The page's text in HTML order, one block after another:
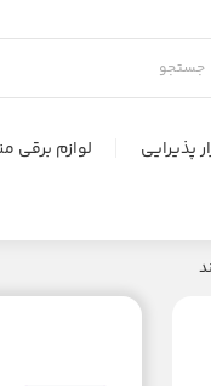
پذیرایی لوازم برقی